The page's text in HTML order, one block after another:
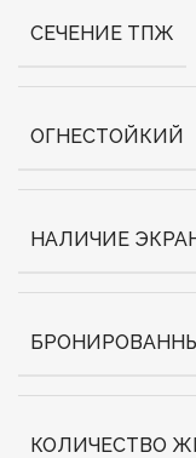
СЕЧЕНИЕ ТПЖ
ОГНЕСТОЙКИЙ
НАЛИЧИЕ
КОЛИЧЕСТВО